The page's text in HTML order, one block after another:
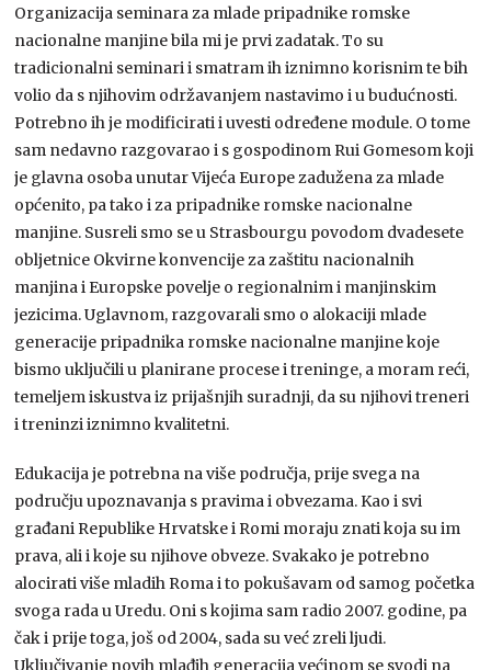
Organizacija seminara za mlade pripadnike romske
nacionalne manjine bila mi je prvi zadatak. To su
tradicionalni seminari i smatram ih iznimno korisnim te bih
volio da s njihovim održavanjem nastavimo i u budućnosti.
Potrebno ih je modificirati i uvesti određene module. O tome
sam nedavno razgovarao i s gospodinom Rui Gomesom koji
je glavna osoba unutar Vijeća Europe zadužena za mlade
općenito, pa tako i za pripadnike romske nacionalne
manjine. Susreli smo se u Strasbourgu povodom dvadesete
obljetnice Okvirne konvencije za zaštitu nacionalnih
manjina i Europske povelje o regionalnim i manjinskim
jezicima. Uglavnom, razgovarali smo o alokaciji mlade
generacije pripadnika romske nacionalne manjine koje
bismo uključili u planirane procese i treninge, a moram reći,
temeljem iskustva iz prijašnjih suradnji, da su njihovi treneri
i treninzi iznimno kvalitetni.
Edukacija je potrebna na više područja, prije svega na
području upoznavanja s pravima i obvezama. Kao i svi
građani Republike Hrvatske i Romi moraju znati koja su im
prava, ali i koje su njihove obveze. Svakako je potrebno
alocirati više mladih Roma i to pokušavam od samog početka
svoga rada u Uredu. Oni s kojima sam radio 2007. godine, pa
čak i prije toga, još od 2004, sada su već zreli ljudi.
Uključivanje novih mlađih generacija većinom se svodi na